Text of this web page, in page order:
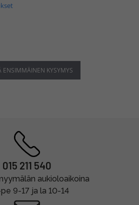
ENSIMMÄINEN KYSYMYS
015 211 540
aukioloaikoina
9-17 ja la 10-14